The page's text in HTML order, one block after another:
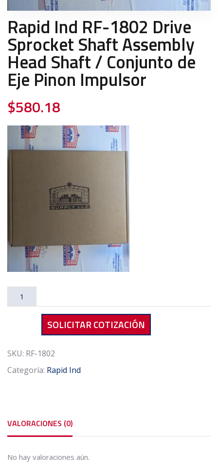
Rapid Ind RF-1802 Drive
Sprocket Shaft Assembly
Head Shaft / Conjunto de
Eje Pinon Impulsor
$580.18
Rapid
Sprocket
Assembly
Conjunto
Pinon
SOLICITAR COTIZACIÓN
SKU: RF-1802
Categoría: Rapid Ind
VALORACIONES (0)
No hay valoraciones aún.